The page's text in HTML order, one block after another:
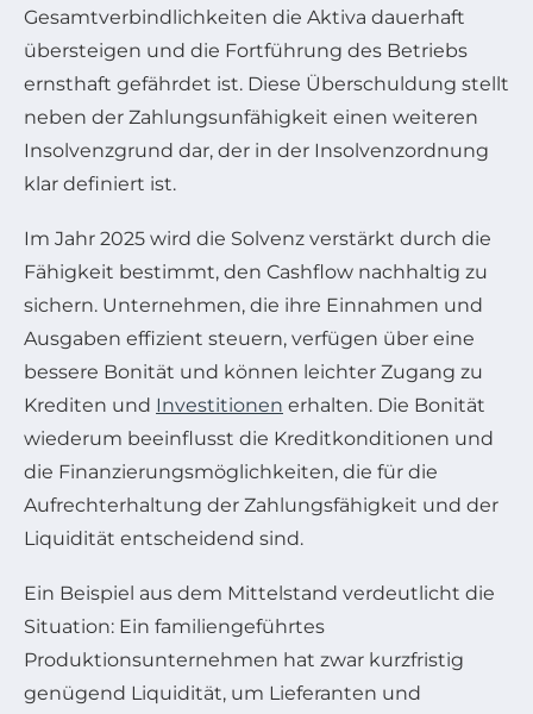
Gesamtverbindlichkeiten die Aktiva dauerhaft
übersteigen und die Fortführung des Betriebs
ernsthaft gefährdet ist. Diese Überschuldung stellt
neben der Zahlungsunfähigkeit einen weiteren
Insolvenzgrund dar, der in der Insolvenzordnung
klar definiert ist.
Im Jahr 2025 wird die Solvenz verstärkt durch die
Fähigkeit bestimmt, den Cashflow nachhaltig zu
sichern. Unternehmen, die ihre Einnahmen und
Ausgaben effizient steuern, verfügen über eine
bessere Bonität und können leichter Zugang zu
Krediten und Investitionen erhalten. Die Bonität
wiederum beeinflusst die Kreditkonditionen und
die Finanzierungsmöglichkeiten, die für die
Aufrechterhaltung der Zahlungsfähigkeit und der
Liquidität entscheidend sind.
Ein Beispiel aus dem Mittelstand verdeutlicht die
Situation: Ein familiengeführtes
Produktionsunternehmen hat zwar kurzfristig
genügend Liquidität, um Lieferanten und